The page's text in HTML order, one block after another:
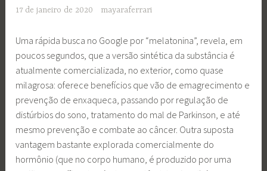
17 de janeiro de 2020 mayaraferrari
Uma rápida busca no Google por “melatonina”, revela, em
poucos segundos, que a versão sintética da substância é
atualmente comercializada, no exterior, como quase
milagrosa: oferece benefícios que vão de emagrecimento e
prevenção de enxaqueca, passando por regulação de
distúrbios do sono, tratamento do mal de Parkinson, e até
mesmo prevenção e combate ao câncer. Outra suposta
vantagem bastante explorada comercialmente do
hormônio (que no corpo humano, é produzido por uma